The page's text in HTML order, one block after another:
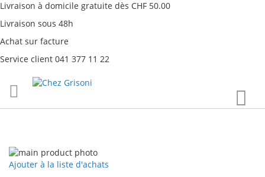
Livraison à domicile gratuite dès CHF 50.00
Livraison sous 48h
Achat sur facture
Service client 041 377 11 22
contenu
Passer
à
Passer
Ajouter à la liste d'achats